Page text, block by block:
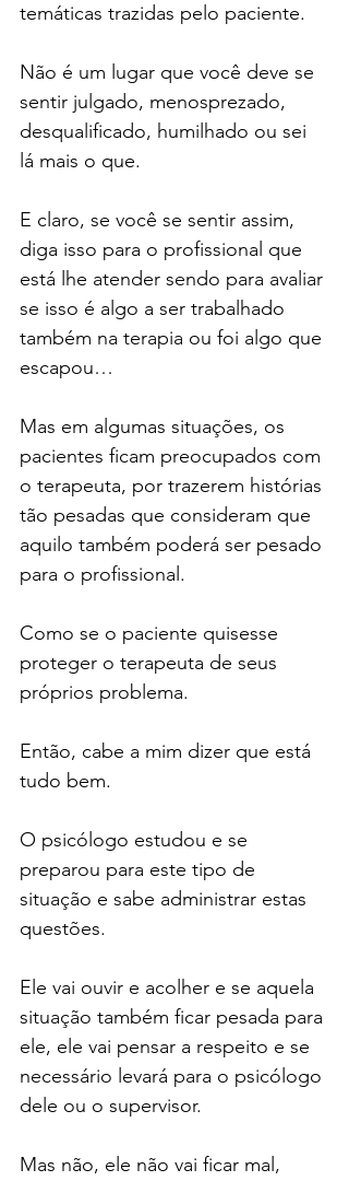
temáticas trazidas pelo paciente.
Não é um lugar que você deve se
sentir julgado, menosprezado,
desqualificado, humilhado ou sei
lá mais o que.
E claro, se você se sentir assim,
diga isso para o profissional que
está lhe atender sendo para avaliar
se isso é algo a ser trabalhado
também na terapia ou foi algo que
escapou…
Mas em algumas situações, os
pacientes ficam preocupados com
o terapeuta, por trazerem histórias
tão pesadas que consideram que
aquilo também poderá ser pesado
para o profissional.
Como se o paciente quisesse
proteger o terapeuta de seus
próprios problema.
Então, cabe a mim dizer que está
tudo bem.
O psicólogo estudou e se
preparou para este tipo de
situação e sabe administrar estas
questões.
Ele vai ouvir e acolher e se aquela
situação também ficar pesada para
ele, ele vai pensar a respeito e se
necessário levará para o psicólogo
dele ou o supervisor.
Mas não, ele não vai ficar mal,